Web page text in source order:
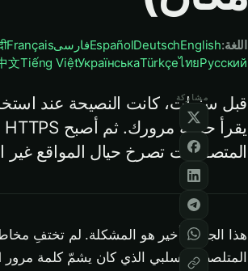
اللغة:
English
Deutsch
EspañolفارسیFrançais
Русский
ไทย
Türkçe
Українська
Tiếng Việt
文
قبل سنوات، كانت النصيحة عند
المتصفحات تصرخ حيال المواقع
مشاركة